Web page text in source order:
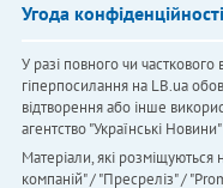
Угода конфіденційності
У разі повного чи часткового
гіперпосилання на LB.ua
відтворення або інше
агентство "Українськi
Матеріали, які
компаній" / "Пресреліз" /